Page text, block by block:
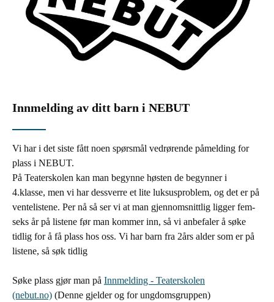
Innmelding av ditt barn i NEBUT
Vi har i det siste fått noen spørsmål vedrørende påmelding for
plass i NEBUT.
På Teaterskolen kan man begynne høsten de begynner i
4.klasse, men vi har dessverre et lite luksusproblem, og det er på
ventelistene. Per nå så ser vi at man gjennomsnittlig ligger fem-
seks år på listene før man kommer inn, så vi anbefaler å søke
tidlig for å få plass hos oss. Vi har barn fra 2års alder som er på
listene, så søk tidlig
Søke plass gjør man på Innmelding - Teaterskolen
(nebut.no) (Denne gjelder og for ungdomsgruppen)